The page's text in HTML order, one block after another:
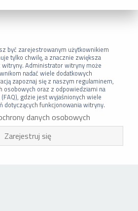
być zarejestrowanym użytkownikiem
tylko chwilę, a znacznie zwiększa
Administrator witryny może
nadać wiele dodatkowych
zapoznaj się z naszym regulaminem,
osobowych oraz z odpowiedziami na
gdzie jest wyjaśnionych wiele
dotyczących funkcjonowania witryny.
danych osobowych
Zarejestruj się